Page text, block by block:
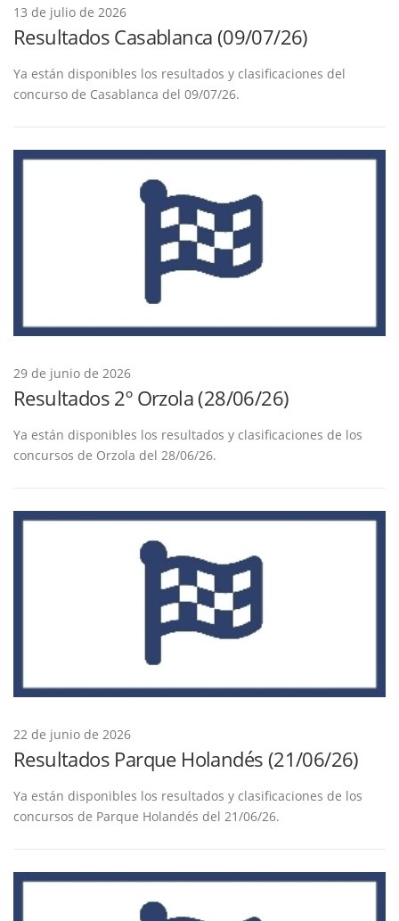
S
13 de julio de 2026
Resultados Casablanca (09/07/26)
Ya están disponibles los resultados y clasificaciones del
concurso de Casablanca del 09/07/26.
29 de junio de 2026
Resultados 2º Orzola (28/06/26)
Ya están disponibles los resultados y clasificaciones de los
concursos de Orzola del 28/06/26.
22 de junio de 2026
Resultados Parque Holandés (21/06/26)
Ya están disponibles los resultados y clasificaciones de los
concursos de Parque Holandés del 21/06/26.